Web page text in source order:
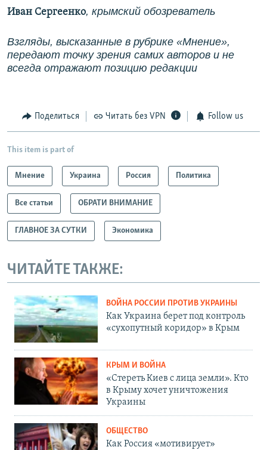
Иван Сергеенко, крымский обозреватель
Взгляды, высказанные в рубрике «Мнение»,
передают точку зрения самих авторов и не
всегда отражают позицию редакции
Поделиться Читать без VPN Follow us
This item is part of
Мнение Украина Россия Политика
Все статьи ОБРАТИ ВНИМАНИЕ
ГЛАВНОЕ ЗА СУТКИ Экономика
ЧИТАЙТЕ ТАКЖЕ:
ВОЙНА РОССИИ ПРОТИВ УКРАИНЫ
Как Украина берет под контроль
«сухопутный коридор» в Крым
КРЫМ И ВОЙНА
«Стереть Киев с лица земли». Кто
в Крыму хочет уничтожения
Украины
ОБЩЕСТВО
Как Россия «мотивирует»